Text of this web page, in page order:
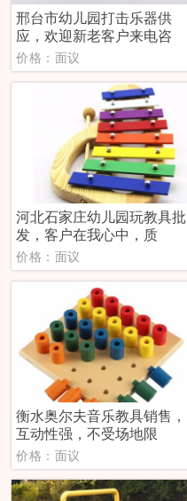
邢台市幼儿园打击乐器供
应，欢迎新老客户来电咨
价格：面议
河北石家庄幼儿园玩教具批
发，客户在我心中，质
价格：面议
衡水奥尔夫音乐教具销售，
互动性强，不受场地限
价格：面议